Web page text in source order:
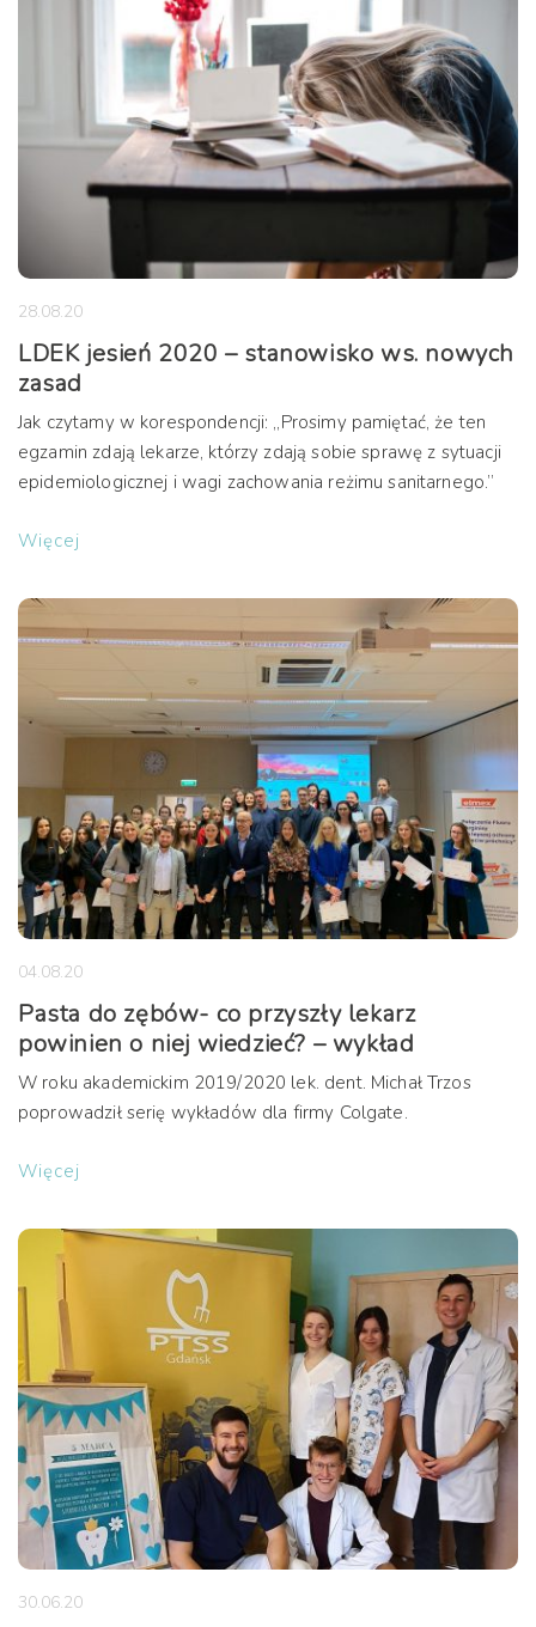
28.08.20
LDEK jesień 2020 – stanowisko ws. nowych
zasad
Jak czytamy w korespondencji: „Prosimy pamiętać, że ten
egzamin zdają lekarze, którzy zdają sobie sprawę z sytuacji
epidemiologicznej i wagi zachowania reżimu sanitarnego.”
Więcej
04.08.20
Pasta do zębów- co przyszły lekarz
powinien o niej wiedzieć? – wykład
W roku akademickim 2019/2020 lek. dent. Michał Trzos
poprowadził serię wykładów dla firmy Colgate.
Więcej
30.06.20